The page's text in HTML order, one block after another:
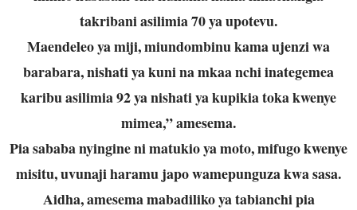
takribani asilimia 70 ya upotevu.
Maendeleo ya miji, miundombinu kama ujenzi wa
barabara, nishati ya kuni na mkaa nchi inategemea
karibu asilimia 92 ya nishati ya kupikia toka kwenye
mimea,” amesema.
Pia sababa nyingine ni matukio ya moto, mifugo kwenye
misitu, uvunaji haramu japo wamepunguza kwa sasa.
Aidha, amesema mabadiliko ya tabianchi pia